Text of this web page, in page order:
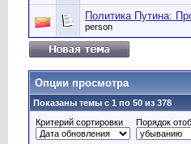
Политика Путина:
person
Опции просмотра
Показаны темы с 1 по 50 из 378
Критерий сортировки
Порядок